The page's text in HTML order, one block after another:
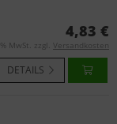
4,83 €
MwSt. zzgl. Versandkosten
DETAILS